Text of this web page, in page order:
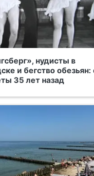
нудисты в
и бегство
35 лет назад